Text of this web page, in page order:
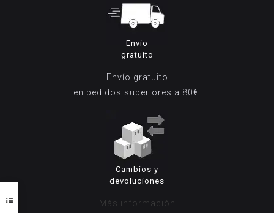
Envío
gratuito
Envío gratuito
en pedidos superiores a 80€.
Cambios y
devoluciones
Más información